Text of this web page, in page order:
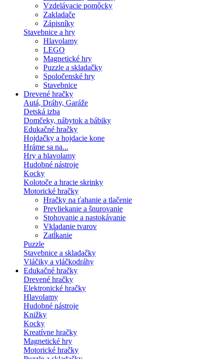
Vzdelávacie pomôcky
Zakladače
Zápisníky
Stavebnice a hry
Hlavolamy
LEGO
Magnetické hry
Puzzle a skladačky
Spoločenské hry
Stavebnice
Drevené hračky
Autá, Dráhy, Garáže
Detská izba
Domčeky, nábytok a bábiky
Edukačné hračky
Hojdačky a hojdacie kone
Hráme sa na...
Hry a hlavolamy
Hudobné nástroje
Kocky
Kolotoče a hracie skrinky
Motorické hračky
Hračky na ťahanie a tlačenie
Prevliekanie a šnurovanie
Stohovanie a nastokávanie
Vkladanie tvarov
Zatĺkanie
Puzzle
Stavebnice a skladačky
Vláčiky a vláčkodráhy
Edukačné hračky
Drevené hračky
Elektronické hračky
Hlavolamy
Hudobné nástroje
Knižky
Kocky
Kreatívne hračky
Magnetické hry
Motorické hračky